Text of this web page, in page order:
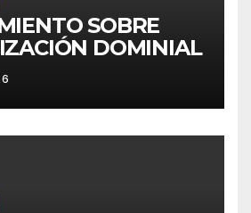
SOBRE
DOMINIAL